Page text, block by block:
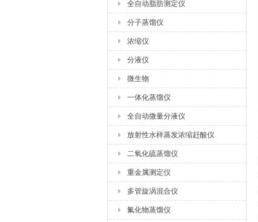
全自动脂肪测定仪
分子蒸馏仪
浓缩仪
分液仪
微生物
一体化蒸馏仪
全自动微量分液仪
放射性水样蒸发浓缩赶酸仪
二氧化硫蒸馏仪
重金属测定仪
多管旋涡混合仪
氟化物蒸馏仪